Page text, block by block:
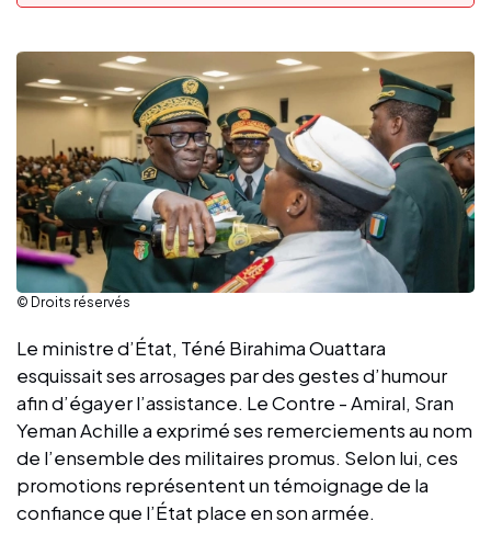
© Droits réservés
Le ministre d’État, Téné Birahima Ouattara
esquissait ses arrosages par des gestes d’humour
afin d’égayer l’assistance. Le Contre - Amiral, Sran
Yeman Achille a exprimé ses remerciements au nom
de l’ensemble des militaires promus. Selon lui, ces
promotions représentent un témoignage de la
confiance que l’État place en son armée.